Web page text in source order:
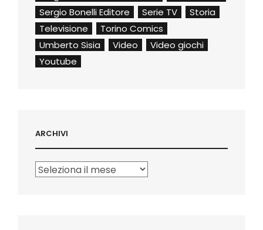
Sergio Bonelli Editore
Serie TV
Storia
Televisione
Torino Comics
Umberto Sisia
Video
Video giochi
Youtube
ARCHIVI
Archivi